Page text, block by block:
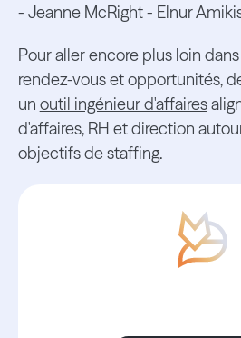
- Jeanne McRight - Elnur
Pour aller encore plus loin
rendez-vous et opportunités,
un outil ingénieur d'affaires
d'affaires, RH et direction
objectifs de staffing.